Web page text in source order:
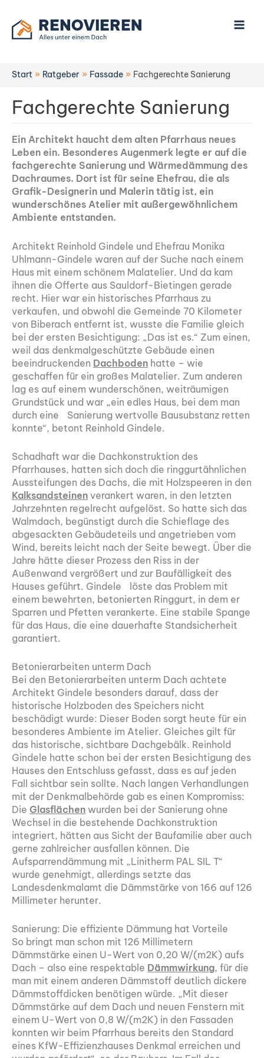
Inhalt
springen
Start Ratgeber Fassade Fachgerechte Sanierung
Fachgerechte Sanierung
Ein Architekt haucht dem alten Pfarrhaus neues
Leben ein. Besonderes Augenmerk legte er auf die
fachgerechte Sanierung und Wärmedämmung des
Dachraumes. Dort ist für seine Ehefrau, die als
Grafik-Designerin und Malerin tätig ist, ein
wunderschönes Atelier mit außergewöhnlichem
Ambiente entstanden.
Architekt Reinhold Gindele und Ehefrau Monika
Uhlmann-Gindele waren auf der Suche nach einem
Haus mit einem schönem Malatelier. Und da kam
ihnen die Offerte aus Sauldorf-Bietingen gerade
recht. Hier war ein historisches Pfarrhaus zu
verkaufen, und obwohl die Gemeinde 70 Kilometer
von Biberach entfernt ist, wusste die Familie gleich
bei der ersten Besichtigung: „Das ist es.“ Zum einen,
weil das denkmalgeschützte Gebäude einen
beeindruckenden Dachboden hatte – wie
geschaffen für ein großes Malatelier. Zum anderen
lag es auf einem wunderschönen, weiträumigen
Grundstück und war „ein edles Haus, bei dem man
durch eine Sanierung wertvolle Bausubstanz retten
konnte“, betont Reinhold Gindele.
Schadhaft war die Dachkonstruktion des
Pfarrhauses, hatten sich doch die ringgurtähnlichen
Aussteifungen des Dachs, die mit Holzspeeren in den
Kalksandsteinen verankert waren, in den letzten
Jahrzehnten regelrecht aufgelöst. So hatte sich das
Walmdach, begünstigt durch die Schieflage des
abgesackten Gebäudeteils und angetrieben vom
Wind, bereits leicht nach der Seite bewegt. Über die
Jahre hätte dieser Prozess den Riss in der
Außenwand vergrößert und zur Baufälligkeit des
Hauses geführt. Gindele löste das Problem mit
einem bewehrten, betonierten Ringgurt, in dem er
Sparren und Pfetten verankerte. Eine stabile Spange
für das Haus, die eine dauerhafte Standsicherheit
garantiert.
Betonierarbeiten unterm Dach
Bei den Betonierarbeiten unterm Dach achtete
Architekt Gindele besonders darauf, dass der
historische Holzboden des Speichers nicht
beschädigt wurde: Dieser Boden sorgt heute für ein
besonderes Ambiente im Atelier. Gleiches gilt für
das historische, sichtbare Dachgebälk. Reinhold
Gindele hatte schon bei der ersten Besichtigung des
Hauses den Entschluss gefasst, dass es auf jeden
Fall sichtbar sein sollte. Nach langen Verhandlungen
mit der Denkmalbehörde gab es einen Kompromiss:
Die Glasflächen wurden bei der Sanierung ohne
Wechsel in die bestehende Dachkonstruktion
integriert, hätten aus Sicht der Baufamilie aber auch
gerne zahlreicher ausfallen können. Die
Aufsparrendämmung mit „Linitherm PAL SIL T“
wurde genehmigt, allerdings setzte das
Landesdenkmalamt die Dämmstärke von 166 auf 126
Millimeter herunter.
Sanierung: Die effiziente Dämmung hat Vorteile
So bringt man schon mit 126 Millimetern
Dämmstärke einen U-Wert von 0,20 W/(m2K) aufs
Dach – also eine respektable Dämmwirkung, für die
man mit einem anderen Dämmstoff deutlich dickere
Dämmstoffdicken benötigen würde. „Mit dieser
Dämmstärke auf dem Dach und neuen Fenstern mit
einem U-Wert von 0,8 W/(m2K) in den Fassaden
konnten wir beim Pfarrhaus bereits den Standard
eines KfW-Effizienzhauses Denkmal erreichen und